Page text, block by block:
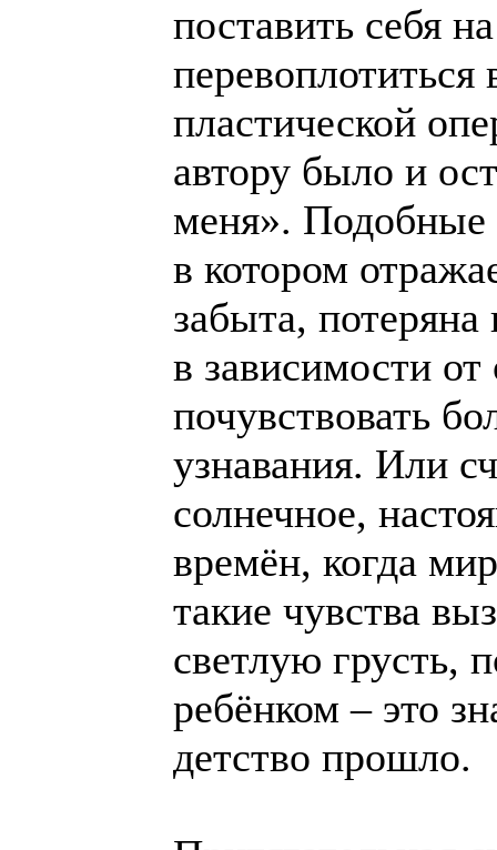
поставить себя
перевоплотиться
пластической
автору было и
меня». Подобные
в котором
забыта,
в зависимости
почувствовать
узнавания. Или
солнечное,
времён, когда
такие чувства
светлую грусть,
ребёнком – это
детство прошло.